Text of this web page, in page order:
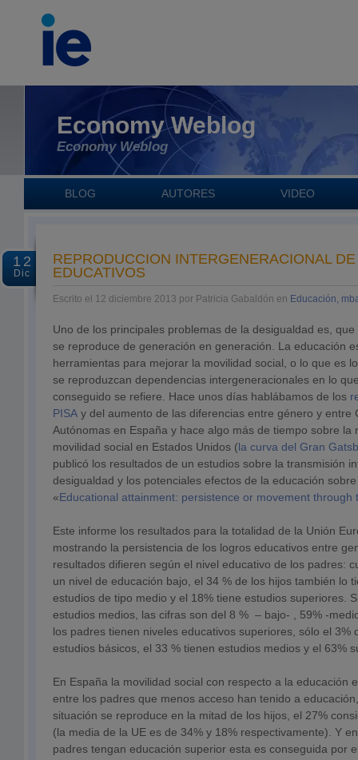
Economy Weblog
Economy Weblog
BLOG AUTORES VIDEO
12
Dic
REPRODUCCION INTERGENERACIONAL
EDUCATIVOS
Escrito el 12 diciembre 2013 por Patricia Gabaldón en Educación,
Uno de los principales problemas de la desigualdad es,
se reproduce de generación en generación. La educación
herramientas para mejorar la movilidad social, o lo que es
se reproduzcan dependencias intergeneracionales en lo
conseguido se refiere. Hace unos días hablábamos de los
PISA y del aumento de las diferencias entre género y entre
Autónomas en España y hace algo más de tiempo sobre la
movilidad social en Estados Unidos (la curva del Gran
publicó los resultados de un estudios sobre la transmisión
desigualdad y los potenciales efectos de la educación
«Educational attainment: persistence or movement through
Este informe los resultados para la totalidad de la Unión
mostrando la persistencia de los logros educativos entre
resultados difieren según el nivel educativo de los padres:
un nivel de educación bajo, el 34 % de los hijos también lo
estudios de tipo medio y el 18% tiene estudios superiores.
estudios medios, las cifras son del 8 % – bajo- , 59% -
los padres tienen niveles educativos superiores, sólo el 3%
estudios básicos, el 33 % tienen estudios medios y el 63%
En España la movilidad social con respecto a la educación
entre los padres que menos acceso han tenido a
situación se reproduce en la mitad de los hijos, el 27%
(la media de la UE es de 34% y 18% respectivamente). Y
padres tengan educación superior esta es conseguida por